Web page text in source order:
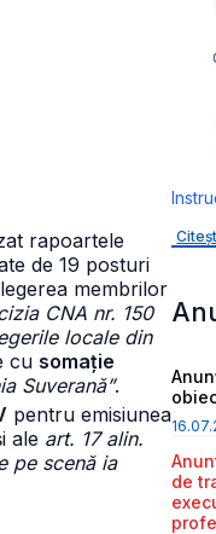
rapoartele
de 19 posturi
membrilor
CNA nr. 150
locale din
cu somație
Suverană”.
pentru emisiunea
ale art. 17 alin.
pe scenă ia
de